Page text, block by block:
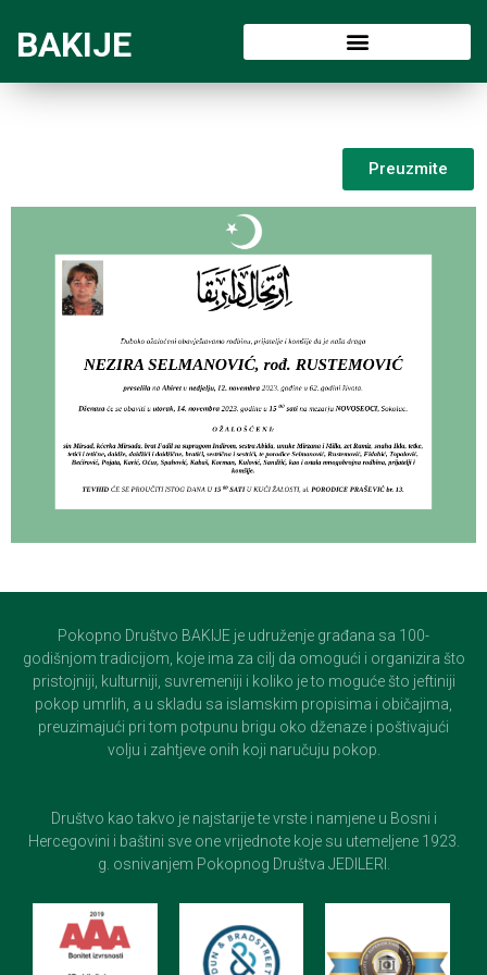
BAKIJE
Preuzmite
Pokopno Društvo BAKIJE je udruženje građana sa 100-
godišnjom tradicijom, koje ima za cilj da omogući i organizira što
pristojniji, kulturniji, suvremeniji i koliko je to moguće što jeftiniji
pokop umrlih, a u skladu sa islamskim propisima i običajima,
preuzimajući pri tom potpunu brigu oko dženaze i poštivajući
volju i zahtjeve onih koji naručuju pokop.
Društvo kao takvo je najstarije te vrste i namjene u Bosni i
Hercegovini i baštini sve one vrijednote koje su utemeljene 1923.
g. osnivanjem Pokopnog Društva JEDILERI.